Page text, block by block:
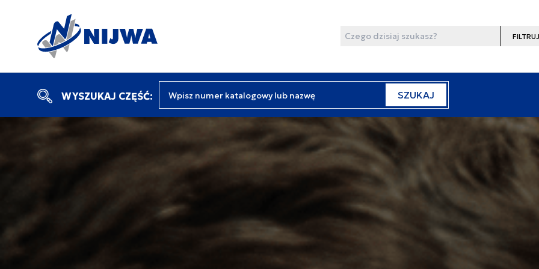
Wyszukaj
Filtruj
WYSZUKAJ CZĘŚĆ: SZUKAJ